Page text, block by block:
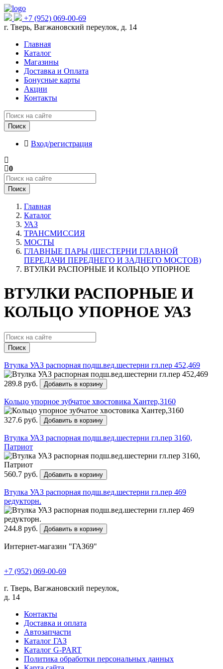
+7 (952) 069-00-69
г. Тверь, Вагжановский переулок, д. 14
Главная
Каталог
Магазины
Доставка и Оплата
Бонусные карты
Акции
Контакты
Поиск
Вход/регистрация
0
Поиск
Главная
Каталог
УАЗ
ТРАНСМИССИЯ
МОСТЫ
ГЛАВНЫЕ ПАРЫ (ШЕСТЕРНИ ГЛАВНОЙ
ПЕРЕДАЧИ ПЕРЕДНЕГО И ЗАДНЕГО МОСТОВ)
ВТУЛКИ РАСПОРНЫЕ И КОЛЬЦО УПОРНОЕ
ВТУЛКИ РАСПОРНЫЕ И
КОЛЬЦО УПОРНОЕ УАЗ
Поиск
Втулка УАЗ распорная подш.вед.шестерни гл.пер 452,469
289.8 руб. Добавить в корзину
Кольцо упорное зубчатое хвостовика Хантер,3160
327.6 руб. Добавить в корзину
Втулка УАЗ распорная подш.вед.шестерни гл.пер 3160,
Патриот
560.7 руб. Добавить в корзину
Втулка УАЗ распорная подш.вед.шестерни гл.пер 469
редукторн.
244.8 руб. Добавить в корзину
Интернет-магазин "ГАЗ69"
+7 (952) 069-00-69
г. Тверь, Вагжановский переулок,
д. 14
Контакты
Доставка и оплата
Автозапчасти
Каталог ГАЗ
Каталог G-PART
Политика обработки персональных данных